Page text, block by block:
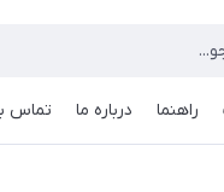
راهنما درباره ما تماس